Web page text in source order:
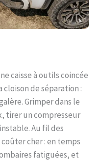
caisse à outils coincée
de séparation :
Grimper dans le
tirer un compresseur
Au fil des
cher : en temps
fatiguées, et